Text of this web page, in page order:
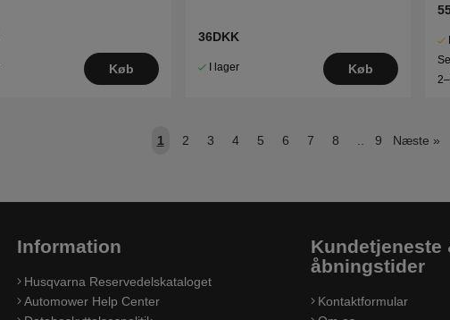
Køb
36DKK
I lager Køb
1 2 3 4 5 6 7 8 .. 9 Næste »
Information
Husqvarna Reservedelskataloget
Automower Help Center
Kundetjeneste
åbningstider
Kontaktformular